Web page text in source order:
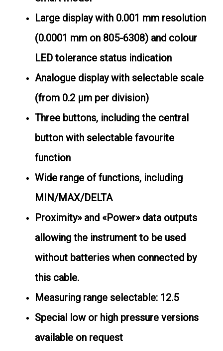
Large display with 0.001 mm resolution
(0.0001 mm on 805-6308) and colour
LED tolerance status indication
Analogue display with selectable scale
(from 0.2 μm per division)
Three buttons, including the central
button with selectable favourite
function
Wide range of functions, including
MIN/MAX/DELTA
Proximity» and «Power» data outputs
allowing the instrument to be used
without batteries when connected by
this cable.
Measuring range selectable: 12.5
Special low or high pressure versions
available on request